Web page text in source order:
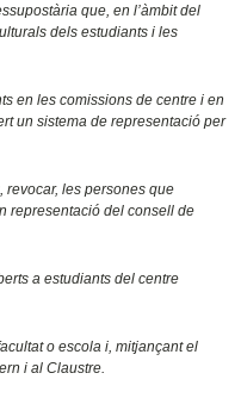
que, en l’àmbit del
dels estudiants i les
en les comissions de centre i en
un sistema de representació per
revocar, les persones que
representació del consell de
a estudiants del centre
o escola i, mitjançant el
i al Claustre.